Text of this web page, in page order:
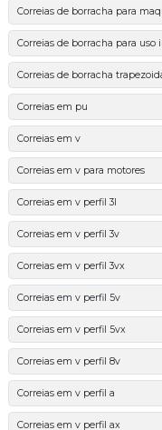
Correias de borracha para
Correias de borracha para uso
Correias de borracha
Correias em pu
Correias em v
Correias em v para motores
Correias em v perfil 3l
Correias em v perfil 3v
Correias em v perfil 3vx
Correias em v perfil 5v
Correias em v perfil 5vx
Correias em v perfil 8v
Correias em v perfil a
Correias em v perfil ax